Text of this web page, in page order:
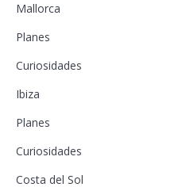
Mallorca
Planes
Curiosidades
Ibiza
Planes
Curiosidades
Costa del Sol